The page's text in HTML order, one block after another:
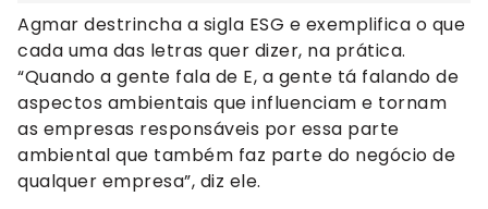
Agmar destrincha a sigla ESG e exemplifica o que
cada uma das letras quer dizer, na prática.
“Quando a gente fala de E, a gente tá falando de
aspectos ambientais que influenciam e tornam
as empresas responsáveis por essa parte
ambiental que também faz parte do negócio de
qualquer empresa”, diz ele.